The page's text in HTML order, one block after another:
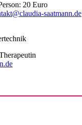
20 Euro
saatmann.de